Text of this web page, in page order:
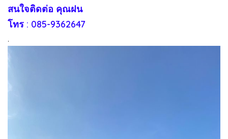
สนใจติดต่อ คุณฝน
โทร : 085-9362647
.